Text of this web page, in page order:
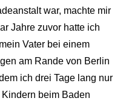
war, machte mir
Jahre zuvor hatte ich
Vater bei einem
am Rande von Berlin
ich drei Tage lang nur
beim Baden